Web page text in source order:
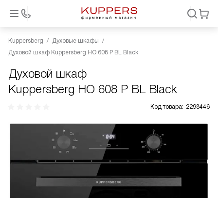
Kuppersberg
Духовые шкафы
Духовой шкаф Kuppersberg HO 608 P BL Black
Духовой шкаф
Kuppersberg HO 608 P BL Black
Код товара: 2298446